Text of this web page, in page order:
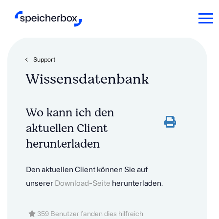
Support
Wissensdatenbank
Wo kann ich den
aktuellen Client
herunterladen
Den aktuellen Client können Sie auf
unserer Download-Seite herunterladen.
359 Benutzer fanden dies hilfreich